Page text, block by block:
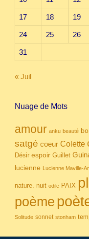
17 18 19
24 25 26
31
« Juil
Nuage de Mots
amour anku beauté
satgé coeur Colette
Désir espoir Guillet
lucienne Lucienne Maville-
nature. nuit odile PAIX
poème
Solitude sonnet stonham